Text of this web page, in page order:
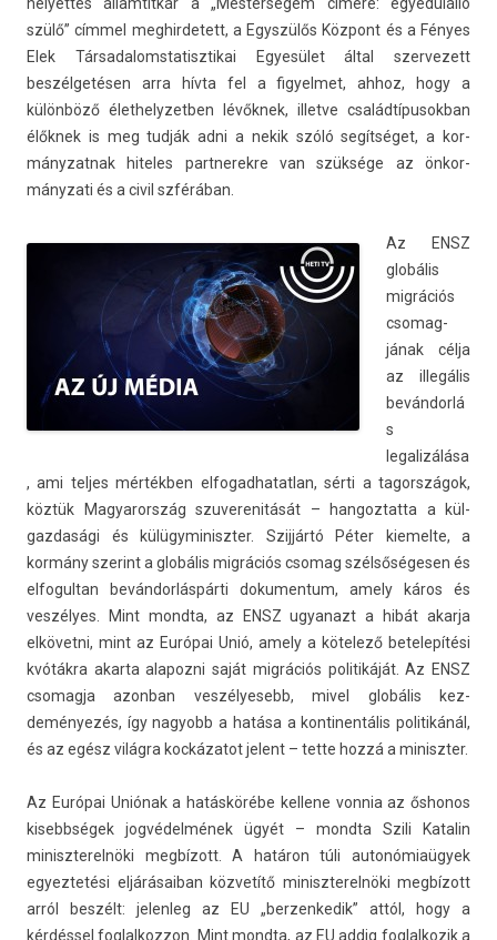
szülő” címmel meg­hirdetett, a Egyszülős Központ és a Fényes
Elek Tár­sadalomstatisztikai Egyesület által szer­vezett
beszélgetésen arra hívta fel a figyel­met, ahhoz, hogy a
különböző élet­helyzetb­en lévőknek, il­let­ve család­típusok­ban
élőknek is meg tudják adni a nekik szóló segítséget, a kor­
mányzat­nak hiteles partnerek­re van szüksége az önkor­
mányzati és a civil szférában.
Az ENSZ
globális
migrációs
csomag­
jának célja
az illegális
bevándorlá
s
legalizálása
, ami tel­jes mértékben el­fogad­hatat­lan, sérti a tagországok,
köztük Magyarország szuverenitását – han­goz­tatta a kül­
gazdasági és külügyminiszt­er. Szijjártó Péter kiemel­te, a
kormány szerint a globális migrációs csomag szélsőségesen és
el­fogul­tan bevándorláspárti dokumen­tum, amely káros és
veszélyes. Mint mondta, az ENSZ ugyanazt a hibát akar­ja
elkövetni, mint az Európai Unió, amely a kötelező bet­elepítési
kvótákra akar­ta al­apoz­ni saját migrációs politikáját. Az ENSZ
csomag­ja azon­ban ves­zélyesebb, mivel globális kez­
deményezés, így nagyobb a hatása a kon­tinen­tális politikánál,
és az egész világra kockázatot jelent – tette hozzá a miniszt­er.
Az Európai Uniónak a hatáskörébe kel­lene von­nia az őshonos
kisebbségek jogvédelmének ügyét – mondta Szili Katalin
miniszterel­nöki megbízott. A határon túli autonómiaügyek
egyez­tetési el­járásaiban közvetítő miniszterel­nöki megbízott
arról beszélt: jelen­leg az EU „be­rzen­kedik” attól, hogy a
kérdéssel fog­lalkoz­zon. Mint mondta, az EU addig fog­lalkozik a